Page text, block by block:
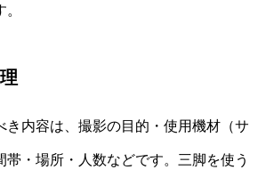
き内容は、撮影の目的・使用機材（サ
帯・場所・人数などです。三脚を使う